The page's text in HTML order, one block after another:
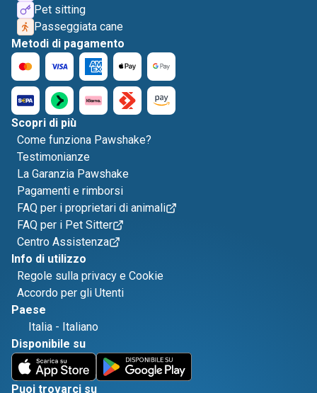
Pet sitting
Passeggiata cane
Metodi di pagamento
Scopri di più
Come funziona Pawshake?
Testimonianze
La Garanzia Pawshake
Pagamenti e rimborsi
FAQ per i proprietari di animali
FAQ per i Pet Sitter
Centro Assistenza
Info di utilizzo
Regole sulla privacy e Cookie
Accordo per gli Utenti
Paese
Italia - Italiano
Disponibile su
Puoi trovarci su